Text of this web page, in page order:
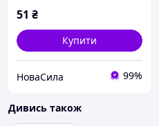
51 ₴
Купити
НоваСила 99%
Дивись також